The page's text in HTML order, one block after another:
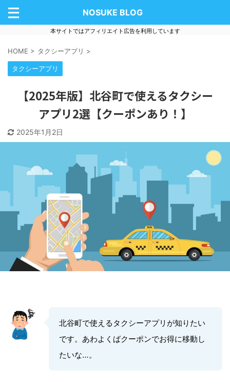
NOSUKE BLOG
本サイトではアフィリエイト広告を利用しています
HOME > タクシーアプリ >
タクシーアプリ
【2025年版】北谷町で使えるタクシー
アプリ2選【クーポンあり！】
2025年1月2日
北谷町で使えるタクシーアプリが知りたい
です。あわよくばクーポンでお得に移動し
たいな…。